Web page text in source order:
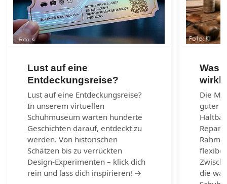
Lust auf eine
Entdeckungsreise?
Lust auf eine Entdeckungsreise?
In unserem virtuellen
Schuhmuseum warten hunderte
Geschichten darauf, entdeckt zu
werden. Von historischen
Schätzen bis zu verrückten
Design-Experimenten – klick dich
rein und lass dich inspirieren! →
Was
Die
guter
flexibel
die